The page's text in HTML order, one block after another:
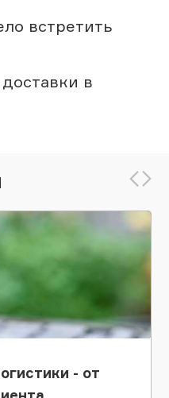
встретить
в
- от